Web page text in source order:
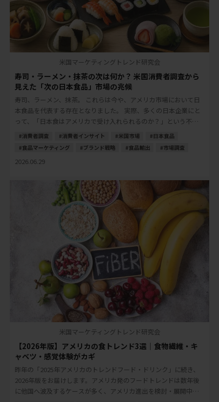
米国マーケティングトレンド研究会
寿司・ラーメン・抹茶の次は何か？ 米国消費者調査から
見えた「次の日本食品」市場の兆候
寿司、ラーメン、抹茶。 これらは今や、アメリカ市場において日
本食品を代表する存在となりました。 実際、多くの日本企業にと
って、「日本食はアメリカで受け入れられるのか？」という不安
は、以前ほど大きなテーマではなくなりました […]
消費者調査 消費者インサイト 米国市場
日本食品
食品マーケティング
ブランド戦略 食品輸出 市場調査
2026.06.29
米国マーケティングトレンド研究会
【2026年版】アメリカの食トレンド3選｜食物繊維・キ
ャベツ・感覚体験がカギ
昨年の「2025年アメリカのトレンドフード・ドリンク」に続き、
2026年版をお届けします。アメリカ発のフードトレンドは数年後
に他国へ波及するケースが多く、アメリカ進出を検討・展開中の